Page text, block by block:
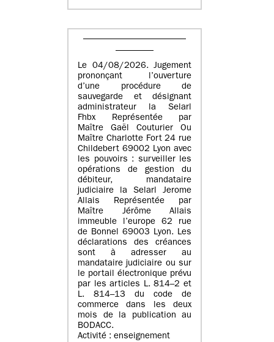
Le 04/08/2026. Jugement
prononçant l’ouverture
d’une procédure de
sauvegarde et désignant
administrateur la Selarl
Fhbx Représentée par
Maître Gaël Couturier Ou
Maître Charlotte Fort 24 rue
Childebert 69002 Lyon avec
les pouvoirs : surveiller les
opérations de gestion du
débiteur, mandataire
judiciaire la Selarl Jerome
Allais Représentée par
Maître Jérôme Allais
immeuble l’europe 62 rue
de Bonnel 69003 Lyon. Les
déclarations des créances
sont à adresser au
mandataire judiciaire ou sur
le portail électronique prévu
par les articles L. 814–2 et
L. 814–13 du code de
commerce dans les deux
mois de la publication au
BODACC.
Activité : enseignement